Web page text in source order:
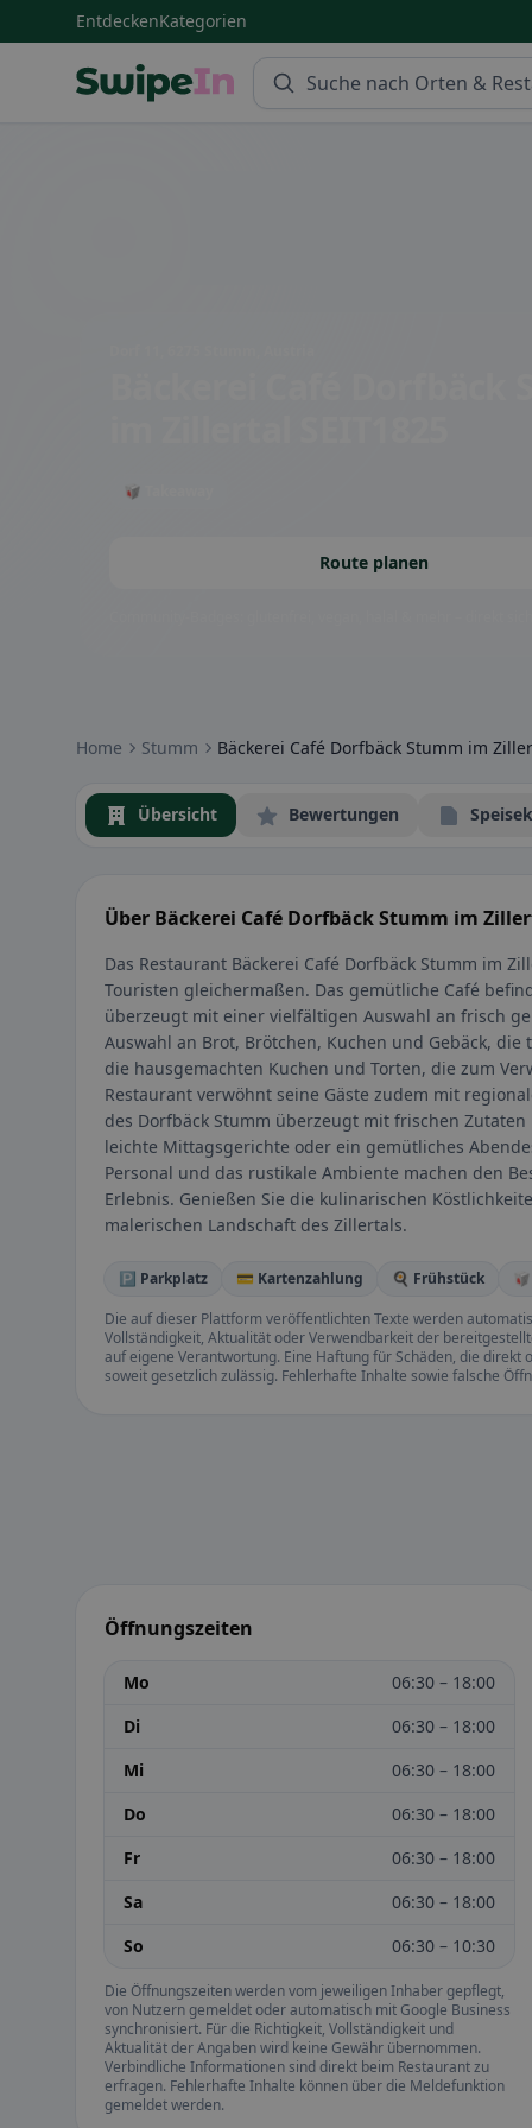
EntdeckenKategorien
🥡 Takeaway
Route planen
Home Stumm Bäckerei Café Dorfbäck Stumm im
Übersicht Bewertungen
Über Bäckerei Café Dorfbäck Stumm im
Das Restaurant Bäckerei Café Dorfbäck Stumm im
Touristen gleichermaßen. Das gemütliche Café
überzeugt mit einer vielfältigen Auswahl an frisch
Auswahl an Brot, Brötchen, Kuchen und Gebäck,
die hausgemachten Kuchen und Torten, die zum
Restaurant verwöhnt seine Gäste zudem mit
des Dorfbäck Stumm überzeugt mit frischen
leichte Mittagsgerichte oder ein gemütliches
Personal und das rustikale Ambiente machen den
Erlebnis. Genießen Sie die kulinarischen
malerischen Landschaft des Zillertals.
🅿️ Parkplatz 💳 Kartenzahlung 🍳 Frühstück
Die auf dieser Plattform veröffentlichten Texte werden
Vollständigkeit, Aktualität oder Verwendbarkeit der
auf eigene Verantwortung. Eine Haftung für Schäden, die
soweit gesetzlich zulässig. Fehlerhafte Inhalte sowie falsche
Öffnungszeiten
Mo
06:30 – 18:00
Di
06:30 – 18:00
Mi
06:30 – 18:00
Do
06:30 – 18:00
Fr
06:30 – 18:00
Sa
06:30 – 18:00
So
06:30 – 10:30
Die Öffnungszeiten werden vom jeweiligen Inhaber gepflegt,
von Nutzern gemeldet oder automatisch mit Google Business
synchronisiert. Für die Richtigkeit, Vollständigkeit und
Aktualität der Angaben wird keine Gewähr übernommen.
Verbindliche Informationen sind direkt beim Restaurant zu
erfragen. Fehlerhafte Inhalte können über die Meldefunktion
gemeldet werden.